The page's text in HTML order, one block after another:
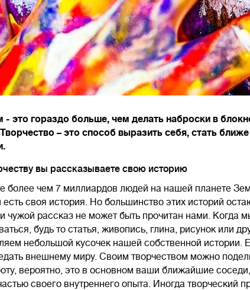
- это гораздо больше, чем делать наброски в
– это способ выразить себя, стать
вы рассказываете свою историю
более чем 7 миллиардов людей на нашей планете
есть своя история. Но большинство этих историй
чужой рассказ не может быть прочитан нами. Когда
будь то статья, живопись, глина, рисунок или
небольшой кусочек нашей собственной истории.
внешнему миру. Своим творчеством можно
вероятно, это в основном ваши ближайшие
своего внутреннего опыта. Иногда творческий